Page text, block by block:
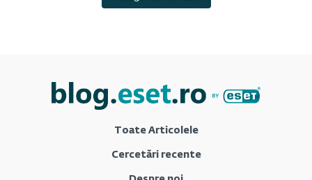
Toate Articolele
Cercetări recente